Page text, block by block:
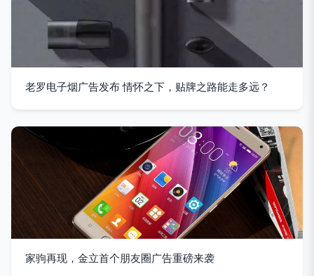
老罗电子烟广告发布 情怀之下，贴牌之路能走多远？
家驹再现，金立首个朋友圈广告重磅来袭